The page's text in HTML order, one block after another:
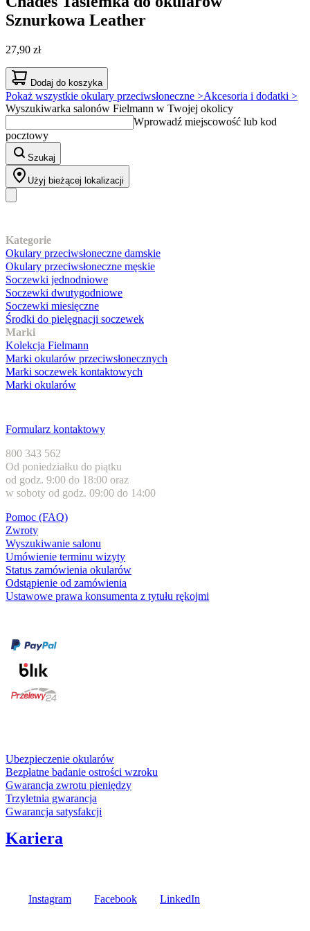
Sznurkowa Leather
27,90 zł
Dodaj do koszyka
Pokaż wszystkie okulary przeciwsłoneczne >Akcesoria i dodatki >
Wyszukiwarka salonów Fielmann w Twojej okolicy
Wprowadź miejscowość lub kod
pocztowy
Szukaj
Użyj bieżącej lokalizacji
Kategorie
Okulary przeciwsłoneczne damskie
Okulary przeciwsłoneczne męskie
Soczewki jednodniowe
Soczewki dwutygodniowe
Soczewki miesięczne
Środki do pielęgnacji soczewek
Marki
Kolekcja Fielmann
Marki okularów przeciwsłonecznych
Marki soczewek kontaktowych
Marki okularów
Formularz kontaktowy
800 343 562
Od poniedziałku do piątku
od godz. 9:00 do 18:00 oraz
w soboty od godz. 09:00 do 14:00
Pomoc (FAQ)
Zwroty
Wyszukiwanie salonu
Umówienie terminu wizyty
Status zamówienia okularów
Odstąpienie od zamówienia
Ustawowe prawa konsumenta z tytułu rękojmi
Ubezpieczenie okularów
Bezpłatne badanie ostrości wzroku
Gwarancja zwrotu pieniędzy
Trzyletnia gwarancja
Gwarancja satysfakcji
Kariera
Instagram Facebook LinkedIn